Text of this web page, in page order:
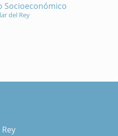
Socioeconómico
del Rey